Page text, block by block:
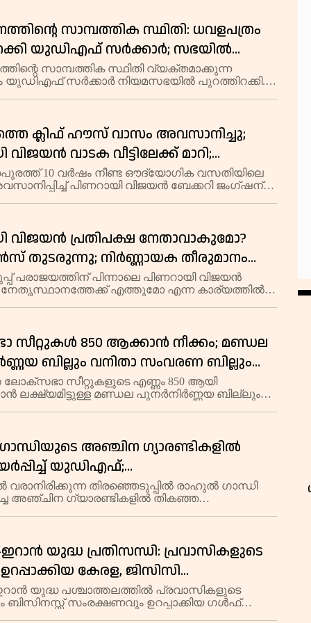
സാമ്പത്തിക സ്ഥിതി: ധവളപത്രം
യുഡിഎഫ് സർക്കാർ; സഭയിൽ
പ്രതിപക്ഷ നേതാവും നേർക്കുനേർ
സാമ്പത്തിക സ്ഥിതി വ്യക്തമാക്കുന്ന
യുഡിഎഫ് സർക്കാർ നിയമസഭയിൽ പുറത്തിറക്കി.
എൻ
ക്ലിഫ് ഹൗസ് വാസം അവസാനിച്ചു;
വിജയൻ വാടക വീട്ടിലേക്ക് മാറി;
എം വി ഗോവിന്ദനും നേതാക്കളും
10 വർഷം നീണ്ട ഔദ്യോഗിക വസതിയിലെ
പിണറായി വിജയൻ ബേക്കറി ജംഗ്ഷന്
വിജയൻ പ്രതിപക്ഷ നേതാവാകുമോ?
തുടരുന്നു; നിർണ്ണായക തീരുമാനം
പരാജയത്തിന് പിന്നാലെ പിണറായി വിജയൻ
നേതൃസ്ഥാനത്തേക്ക് എത്തുമോ എന്ന കാര്യത്തിൽ
സീറ്റുകൾ 850 ആക്കാൻ നീക്കം; മണ്ഡല
ബില്ലും വനിതാ സംവരണ ബില്ലും
പ്രതിപക്ഷ പ്രതിഷേധത്തിനിടെ
മറുപടി
ലോക്സഭാ സീറ്റുകളുടെ എണ്ണം 850 ആയി
ലക്ഷ്യമിട്ടുള്ള മണ്ഡല പുനർനിർണ്ണയ ബില്ലും
അഞ്ചിന ഗ്യാരണ്ടികളിൽ
യുഡിഎഫ്;
ആദ്യ മന്ത്രിസഭാ
തീരുമാനമെന്ന് നേതൃത്വം
വരാനിരിക്കുന്ന തിരഞ്ഞെടുപ്പിൽ രാഹുൽ ഗാന്ധി
അഞ്ചിന ഗ്യാരണ്ടികളിൽ തികഞ്ഞ
യുദ്ധ പ്രതിസന്ധി: പ്രവാസികളുടെ
കേരള, ജിസിസി
അഭിനന്ദിച്ച് ഡോ. ആസാദ് മൂപ്പൻ
യുദ്ധ പശ്ചാത്തലത്തിൽ പ്രവാസികളുടെ
സംരക്ഷണവും ഉറപ്പാക്കിയ ഗൾഫ്